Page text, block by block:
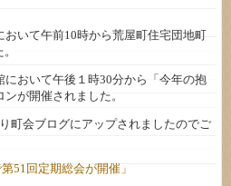
おいて午前10時から荒屋町住宅団地町
において午後１時30分から「今年の抱
が開催されました。
町会ブログにアップされましたのでご
51回定期総会が開催」